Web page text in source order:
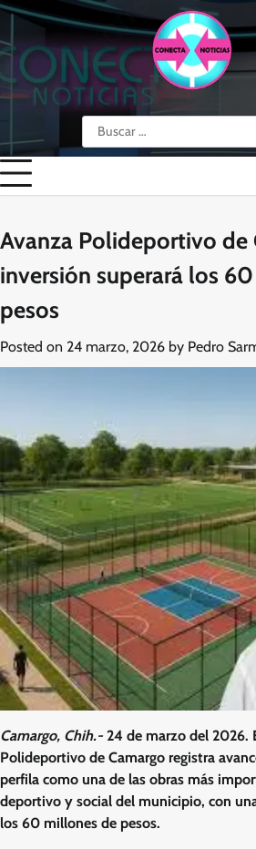
Skip
content
Buscar:
Avanza Polideportivo de
inversión superará los
pesos
Posted on 24 marzo, 2026 by Pedro
Camargo, Chih.-24 de marzo del 2026.
Polideportivo de Camargo registra
perfila como una de las obras más
deportivo y social del municipio, con
los 60 millones de pesos.